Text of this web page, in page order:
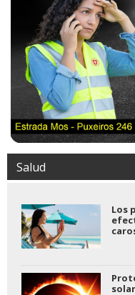
Salud
Los